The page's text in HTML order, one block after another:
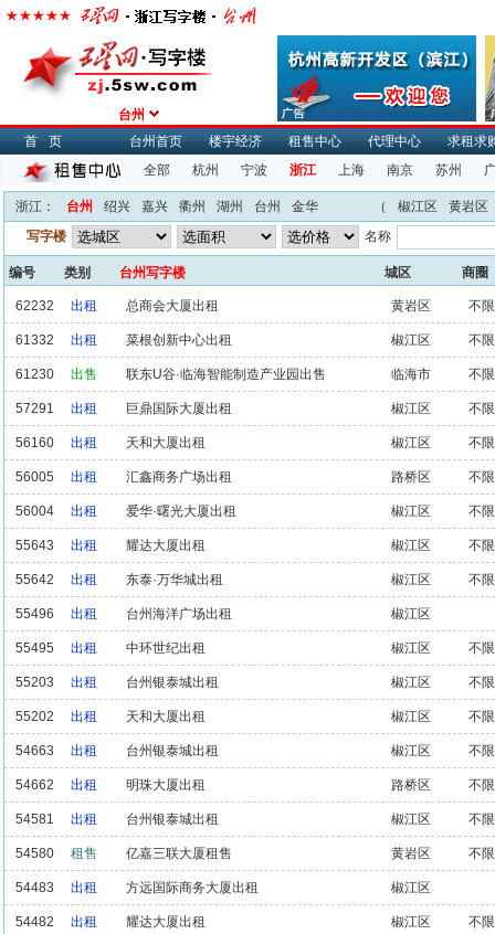
台州
首页
台州首页 楼宇经济 租售中心 代理中心
求租求
全部
杭州 宁波 浙江 上海 南京 苏州
浙江： 台州 绍兴 嘉兴 衢州 湖州 台州 金华 （ 椒江区
黄岩区
写字楼
名称
编号 类别 台州写字楼 城区 商圈
62232 出租 总商会大厦出租 黄岩区 不限
61332 出租 菜根创新中心出租 椒江区 不限
61230 出售 联东U谷·临海智能制造产业园出售 临海市 不限
57291 出租 巨鼎国际大厦出租 椒江区 不限
56160 出租 天和大厦出租 椒江区 不限
56005 出租 汇鑫商务广场出租 路桥区 不限
56004 出租 爱华·曙光大厦出租 椒江区 不限
55643 出租 耀达大厦出租 椒江区 不限
55642 出租 东泰·万华城出租 椒江区 不限
55496 出租 台州海洋广场出租 椒江区
55495 出租 中环世纪出租 椒江区 不限
55203 出租 台州银泰城出租 椒江区 不限
55202 出租 天和大厦出租 椒江区 不限
54663 出租 台州银泰城出租 椒江区 不限
54662 出租 明珠大厦出租 路桥区 不限
54581 出租 台州银泰城出租 椒江区 不限
54580 租售 亿嘉三联大厦租售 黄岩区 不限
54483 出租 方远国际商务大厦出租 椒江区
54482 出租 耀达大厦出租 椒江区 不限